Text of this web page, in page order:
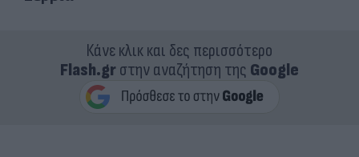
Κάνε κλικ και δες περισσότερο
Flash.grστην αναζήτηση της Google